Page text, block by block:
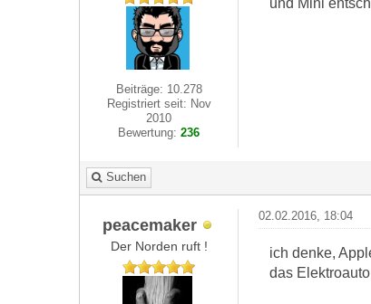
Beiträge: 10.278
Registriert seit: Nov
2010
Bewertung:236
Suchen
peacemaker
Der Norden ruft !
02.02.2016, 18:04
ich denke,
das